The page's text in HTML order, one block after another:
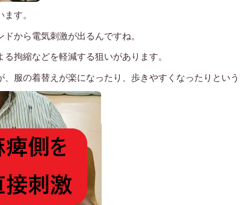
す。
から電気刺激が出るんですね。
拘縮などを軽減する狙いがあります。
服の着替えが楽になったり、歩きやすくなったりという